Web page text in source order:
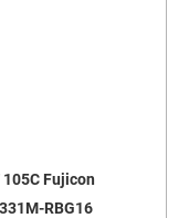
105C Fujicon
RBG16